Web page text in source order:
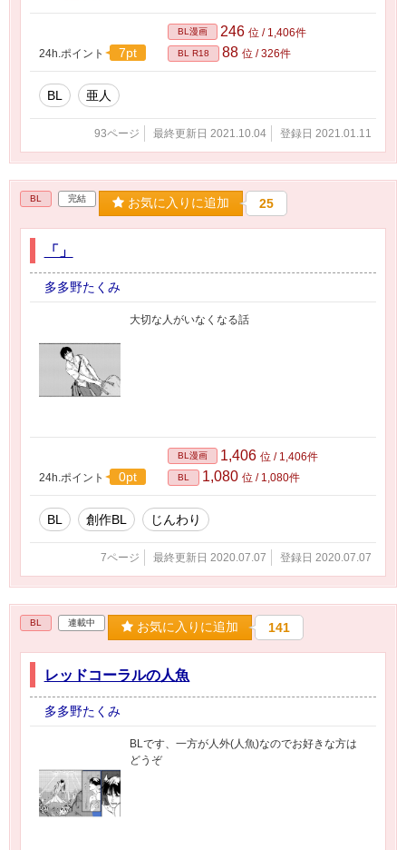
24h.ポイント 7pt
BL漫画 246 位 / 1,406件
BL R18 88 位 / 326件
BL 亜人
93ページ 最終更新日 2021.10.04 登録日 2021.01.11
BL 完結 お気に入りに追加 25
「」
多多野たくみ
大切な人がいなくなる話
24h.ポイント 0pt
BL漫画 1,406 位 / 1,406件
BL 1,080 位 / 1,080件
BL 創作BL じんわり
7ページ 最終更新日 2020.07.07 登録日 2020.07.07
BL 連載中 お気に入りに追加 141
レッドコーラルの人魚
多多野たくみ
BLです、一方が人外(人魚)なのでお好きな方は
どうぞ